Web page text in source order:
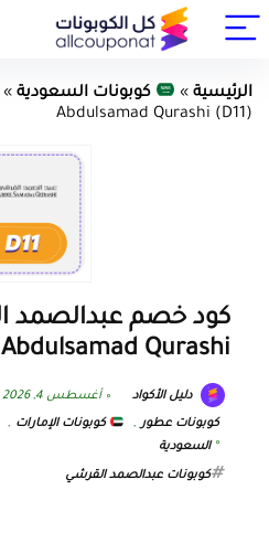
الرئيسية » كوبونات السعودية »
(D11) Abdulsamad Qurashi
Abdulsamad Qurashi
دليل الأكواد أغسطس 4, 2026
كوبونات عطور , كوبونات الإمارات ,
السعودية
كوبونات عبدالصمد القرشي